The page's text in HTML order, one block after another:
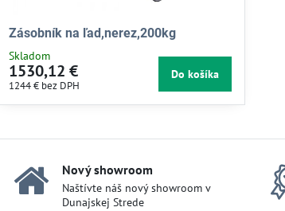
Zásobník na ľad,nerez,200kg
Skladom
1530,12 €
1244 € bez DPH
Do košíka
Nový showroom
Naštívte náš nový showroom v
Dunajskej Strede